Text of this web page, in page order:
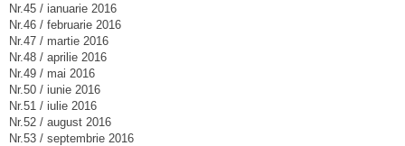
Nr.45 / ianuarie 2016
Nr.46 / februarie 2016
Nr.47 / martie 2016
Nr.48 / aprilie 2016
Nr.49 / mai 2016
Nr.50 / iunie 2016
Nr.51 / iulie 2016
Nr.52 / august 2016
Nr.53 / septembrie 2016